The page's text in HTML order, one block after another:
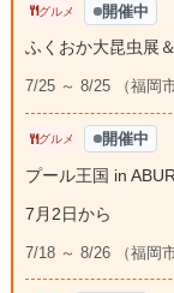
グルメ 開催中
ふくおか大昆虫展
7/25 ～ 8/25 （福岡
グルメ 開催中
プール王国 in
7月2日から
7/18 ～ 8/26 （福岡